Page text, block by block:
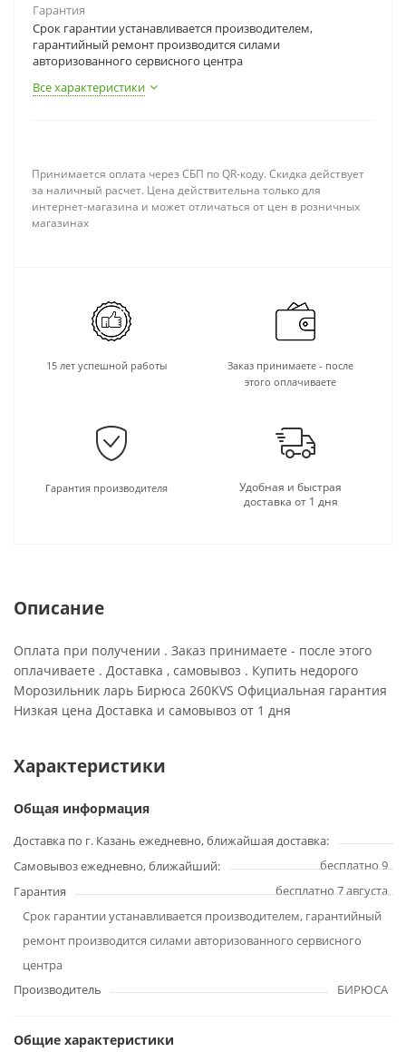
Гарантия
Срок гарантии устанавливается производителем,
гарантийный ремонт производится силами
авторизованного сервисного центра
Все характеристики
Принимается оплата через СБП по QR-коду. Скидка действует
за наличный расчет. Цена действительна только для
интернет-магазина и может отличаться от цен в розничных
магазинах
15 лет успешной работы
Заказ принимаете - после
этого оплачиваете
Гарантия производителя
Удобная и быстрая
доставка от 1 дня
Описание
Оплата при получении . Заказ принимаете - после этого
оплачиваете . Доставка , самовывоз . Купить недорого
Морозильник ларь Бирюса 260KVS Официальная гарантия
Низкая цена Доставка и самовывоз от 1 дня
Характеристики
Общая информация
Доставка по г. Казань ежедневно, ближайшая доставка:
бесплатно 9
Самовывоз ежедневно, ближайший:
бесплатно 7 августа
Гарантия
Срок гарантии устанавливается производителем, гарантийный
ремонт производится силами авторизованного сервисного
центра
Производитель
БИРЮСА
Общие характеристики